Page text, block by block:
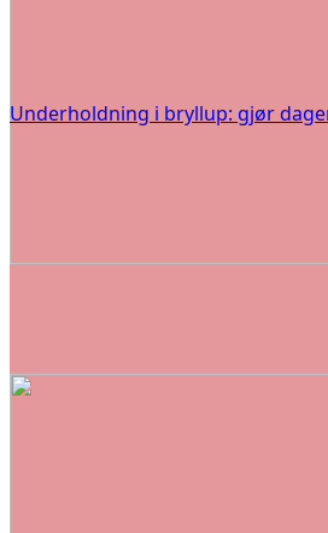
Underholdning i bryllup: gjør